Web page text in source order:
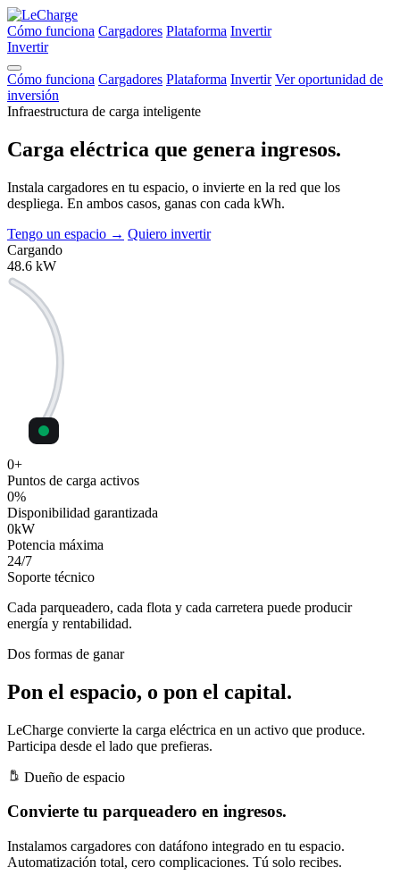
Cómo funciona Cargadores Plataforma Invertir
Invertir
Cómo funciona Cargadores Plataforma Invertir Ver oportunidad de
inversión
Infraestructura de carga inteligente
Carga eléctrica que genera ingresos.
Instala cargadores en tu espacio, o invierte en la red que los
despliega. En ambos casos, ganas con cada kWh.
Tengo un espacio → Quiero invertir
Cargando
48.6 kW
0+
Puntos de carga activos
0%
Disponibilidad garantizada
0kW
Potencia máxima
24/7
Soporte técnico
Cada parqueadero, cada flota y cada carretera puede producir
energía y rentabilidad.
Dos formas de ganar
Pon el espacio, o pon el capital.
LeCharge convierte la carga eléctrica en un activo que produce.
Participa desde el lado que prefieras.
Dueño de espacio
Convierte tu parqueadero en ingresos.
Instalamos cargadores con datáfono integrado en tu espacio.
Automatización total, cero complicaciones. Tú solo recibes.